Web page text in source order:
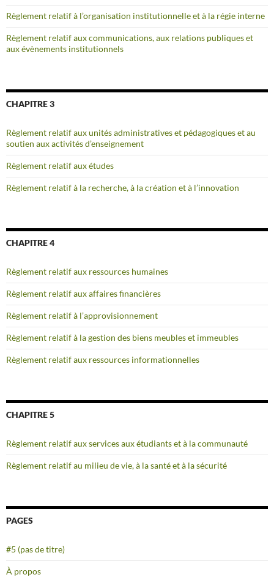
Règlement relatif à l’organisation institutionnelle et à la régie interne
Règlement relatif aux communications, aux relations publiques et
aux évènements institutionnels
CHAPITRE 3
Règlement relatif aux unités administratives et pédagogiques et au
soutien aux activités d’enseignement
Règlement relatif aux études
Règlement relatif à la recherche, à la création et à l’innovation
CHAPITRE 4
Règlement relatif aux ressources humaines
Règlement relatif aux affaires financières
Règlement relatif à l’approvisionnement
Règlement relatif à la gestion des biens meubles et immeubles
Règlement relatif aux ressources informationnelles
CHAPITRE 5
Règlement relatif aux services aux étudiants et à la communauté
Règlement relatif au milieu de vie, à la santé et à la sécurité
PAGES
#5 (pas de titre)
À propos